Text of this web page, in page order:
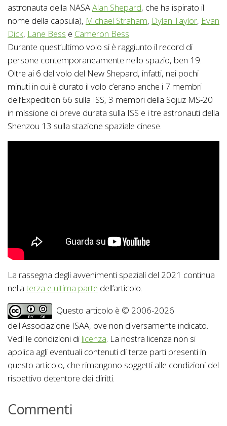
astronauta della NASAAlan Shepard, che ha ispirato il
nome della capsula), Michael Straham, Dylan Taylor, Evan
Dick, Lane Bess e Cameron Bess.
Durante quest’ultimo volo si è raggiunto il record di
persone contemporaneamente nello spazio, ben 19.
Oltre ai 6 del volo del New Shepard, infatti, nei pochi
minuti in cui è durato il volo c’erano anche i 7 membri
dell’Expedition 66 sulla ISS, 3 membri della Sojuz MS-20
in missione di breve durata sulla ISS e i tre astronauti della
Shenzou 13 sulla stazione spaziale cinese.
La rassegna degli avvenimenti spaziali del 2021 continua
nellaterza e ultima parte dell’articolo.
Questo articolo è © 2006-2026
dell'Associazione ISAA, ove non diversamente indicato.
Vedi le condizioni di licenza. La nostra licenza non si
applica agli eventuali contenuti di terze parti presenti in
questo articolo, che rimangono soggetti alle condizioni del
rispettivo detentore dei diritti.
Commenti